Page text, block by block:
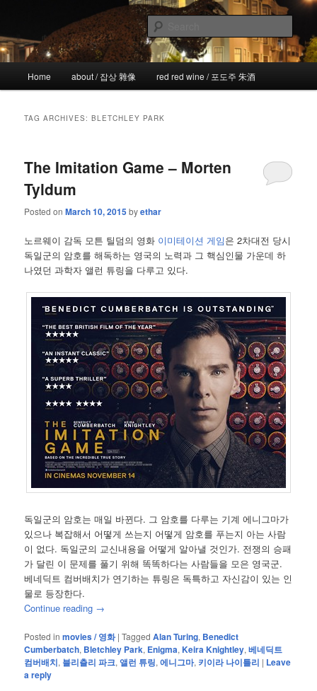
primary
content
secondary
content!wicked
the more I see the less I know
Home about / 잡상 雜像 red red wine / 포도주 朱酒
TAG ARCHIVES:BLETCHLEY PARK
The Imitation Game – Morten
Tyldum
Posted onMarch 10, 2015 byethar
노르웨이 감독 모튼 틸덤의 영화 이미테이션 게임은 2차대전 당시
독일군의 암호를 해독하는 영국의 노력과 그 핵심인물 가운데 하
나였던 과학자 앨런 튜링을 다루고 있다.
독일군의 암호는 매일 바뀐다. 그 암호를 다루는 기계 에니그마가
있으나 복잡해서 어떻게 쓰는지 어떻게 암호를 푸는지 아는 사람
이 없다. 독일군의 교신내용을 어떻게 알아낼 것인가. 전쟁의 승패
가 달린 이 문제를 풀기 위해 똑똑하다는 사람들을 모은 영국군.
베네딕트 컴버배치가 연기하는 튜링은 독특하고 자신감이 있는 인
물로 등장한다.
Continue reading →
Posted in movies / 영화 |Tagged Alan Turing, Benedict
Cumberbatch, Bletchley Park, Enigma,Keira Knightley,베네딕트
컴버배치, 블리츨리 파크,앨런 튜링,에니그마, 키이라 나이틀리 | Leave
a reply